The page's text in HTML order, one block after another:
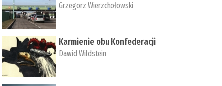
Grzegorz Wierzchołowski
Karmienie obu Konfederacji
Dawid Wildstein